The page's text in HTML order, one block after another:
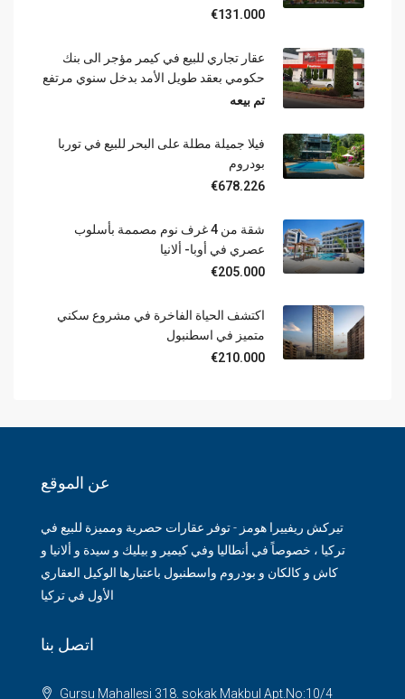
€131.000
عقار تجاري للبيع في كيمر مؤجر الى بنك
حكومي بعقد طويل الأمد بدخل سنوي مرتفع
تم بيعه
فيلا جميلة مطلة على البحر للبيع في توربا
بودروم
€678.226
شقة من 4 غرف نوم مصممة بأسلوب
عصري في أوبا- ألانيا
€205.000
اكتشف الحياة الفاخرة في مشروع سكني
متميز في اسطنبول
€210.000
عن الموقع
تيركش ريفييرا هومز - توفر عقارات حصرية ومميزة للبيع في
تركيا ، خصوصاً في أنطاليا وفي كيمير و بيليك و سيدة و ألانيا و
كاش و كالكان و بودروم واسطنبول باعتبارها الوكيل العقاري
الأول في تركيا
اتصل بنا
Gursu Mahallesi 318. sokak Makbul Apt.No:10/4